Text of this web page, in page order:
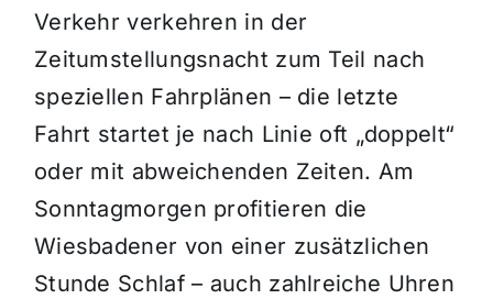
Verkehr verkehren in der
Zeitumstellungsnacht zum Teil nach
speziellen Fahrplänen – die letzte
Fahrt startet je nach Linie oft „doppelt“
oder mit abweichenden Zeiten. Am
Sonntagmorgen profitieren die
Wiesbadener von einer zusätzlichen
Stunde Schlaf – auch zahlreiche Uhren